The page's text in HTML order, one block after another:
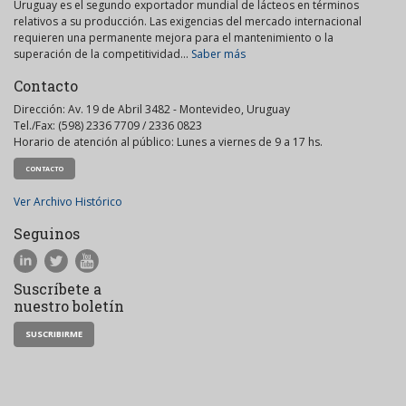
Uruguay es el segundo exportador mundial de lácteos en términos
relativos a su producción. Las exigencias del mercado internacional
requieren una permanente mejora para el mantenimiento o la
superación de la competitividad... Saber más
Contacto
Dirección: Av. 19 de Abril 3482 - Montevideo, Uruguay
Tel./Fax: (598) 2336 7709 / 2336 0823
Horario de atención al público: Lunes a viernes de 9 a 17 hs.
CONTACTO
Ver Archivo Histórico
Seguinos
Suscríbete a
nuestro boletín
SUSCRIBIRME